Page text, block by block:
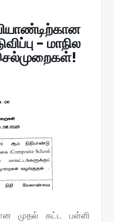
- மாநில
முதல் கட்ட பள்ளி